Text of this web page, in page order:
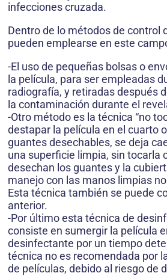
infecciones cruzada.
Dentro de lo métodos de control
pueden emplearse en este
-El uso de pequeñas bolsas o
la película, para ser empleadas
radiografía, y retiradas después
la contaminación durante el
-Otro método es la técnica “no
destapar la película en el cuarto
guantes desechables, se deja
una superficie limpia, sin tocarla
desechan los guantes y la
manejo con las manos limpias
Esta técnica también se puede
anterior.
-Por último esta técnica de
consiste en sumergir la película
desinfectante por un tiempo
técnica no es recomendada por
de películas, debido al riesgo de